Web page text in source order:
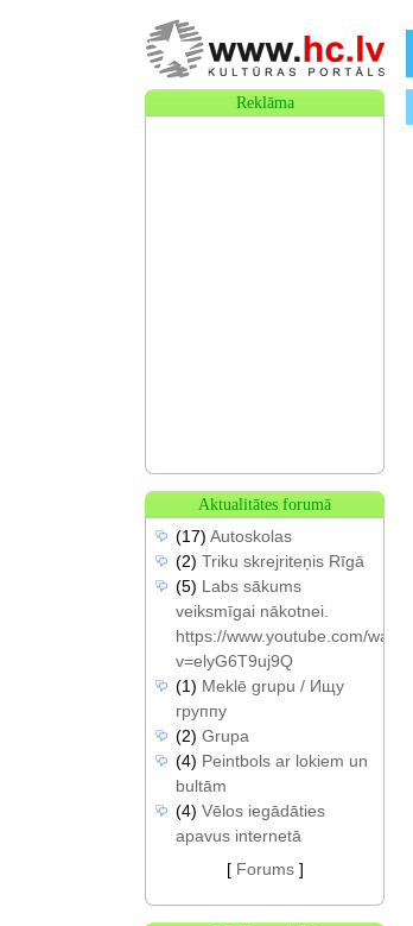
Reklāma
Aktualitātes forumā
(17) Autoskolas
(2) Triku skrejriteņis Rīgā
(5) Labs sākums
veiksmīgai nākotnei.
https://www.youtube.com/watch?
v=elyG6T9uj9Q
(1) Meklē grupu / Ищу
группу
(2) Grupa
(4) Peintbols ar lokiem un
bultām
(4) Vēlos iegādāties
apavus internetā
[ Forums]